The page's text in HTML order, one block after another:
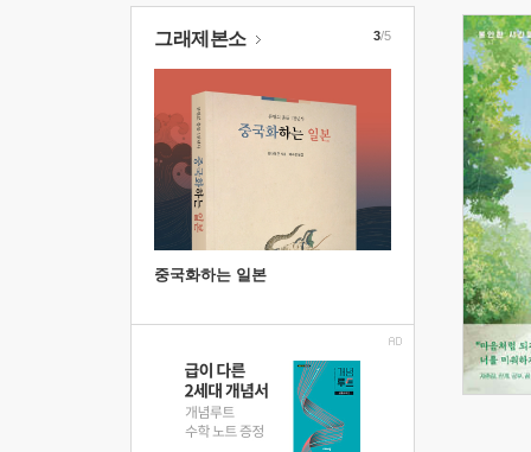
그래제본소
중국화하는 일본
3/5